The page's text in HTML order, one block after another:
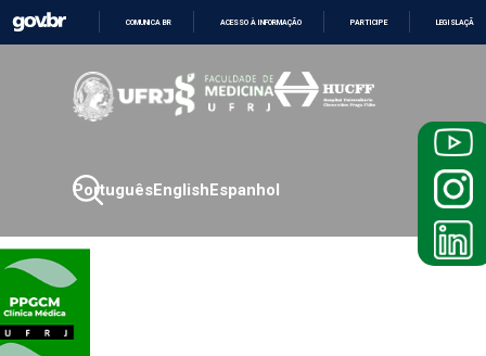
O
CONTEÚDO
COMUNICA BR ACESSO À INFORMAÇÃO PARTICIPE LEGISLAÇÃO
PortuguêsEnglishEspanhol